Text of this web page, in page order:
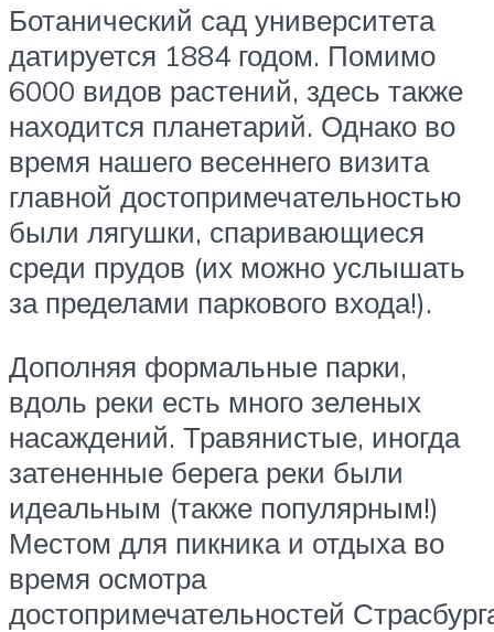
Ботанический сад университета
датируется 1884 годом. Помимо
6000 видов растений, здесь также
находится планетарий. Однако во
время нашего весеннего визита
главной достопримечательностью
были лягушки, спаривающиеся
среди прудов (их можно услышать
за пределами паркового входа!).
Дополняя формальные парки,
вдоль реки есть много зеленых
насаждений. Травянистые, иногда
затененные берега реки были
идеальным (также популярным!)
Местом для пикника и отдыха во
время осмотра
достопримечательностей